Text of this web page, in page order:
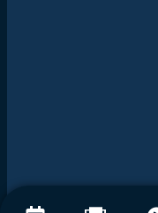
RC Pays de